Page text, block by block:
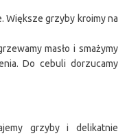
Większe grzyby kroimy na
masło i smażymy
Do cebuli dorzucamy
grzyby i delikatnie